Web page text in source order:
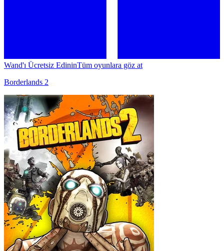
Wand'ı Ücretsiz EdininTüm oyunlara göz at
Borderlands 2